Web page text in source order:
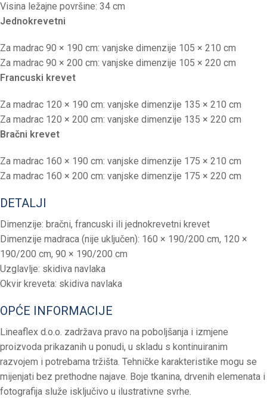
Visina ležajne površine: 34 cm
Jednokrevetni
Za madrac 90 × 190 cm: vanjske dimenzije 105 × 210 cm
Za madrac 90 × 200 cm: vanjske dimenzije 105 × 220 cm
Francuski krevet
Za madrac 120 × 190 cm: vanjske dimenzije 135 × 210 cm
Za madrac 120 × 200 cm: vanjske dimenzije 135 × 220 cm
Bračni krevet
Za madrac 160 × 190 cm: vanjske dimenzije 175 × 210 cm
Za madrac 160 × 200 cm: vanjske dimenzije 175 × 220 cm
DETALJI
Dimenzije: bračni, francuski ili jednokrevetni krevet
Dimenzije madraca (nije uključen): 160 × 190/200 cm, 120 ×
190/200 cm, 90 × 190/200 cm
Uzglavlje: skidiva navlaka
Okvir kreveta: skidiva navlaka
OPĆE INFORMACIJE
Lineaflex d.o.o. zadržava pravo na poboljšanja i izmjene
proizvoda prikazanih u ponudi, u skladu s kontinuiranim
razvojem i potrebama tržišta. Tehničke karakteristike mogu se
mijenjati bez prethodne najave. Boje tkanina, drvenih elemenata i
fotografija služe isključivo u ilustrativne svrhe.